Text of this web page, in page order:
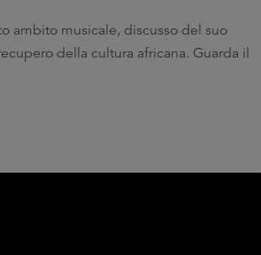
ambito musicale, discusso del suo
della cultura africana. Guarda il